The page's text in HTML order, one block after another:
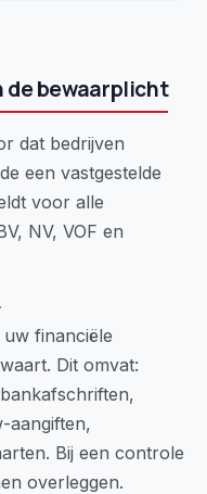
de bewaarplicht
dat bedrijven
een vastgestelde
voor alle
NV, VOF en
uw financiële
Dit omvat:
aangiften,
Bij een controle
overleggen.